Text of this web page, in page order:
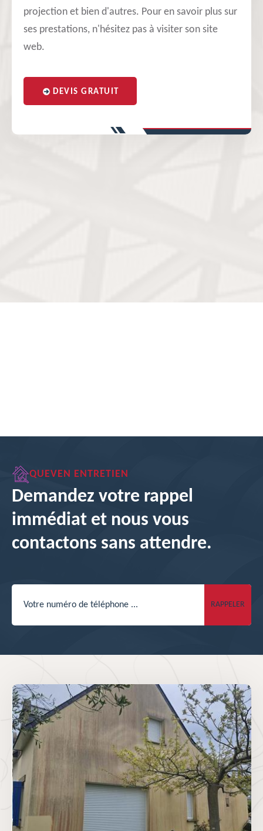
projection et bien d'autres. Pour en savoir plus sur
ses prestations, n'hésitez pas à visiter son site
web.
DEVIS GRATUIT
QUEVEN ENTRETIEN
Demandez votre rappel
immédiat et nous vous
contactons sans attendre.